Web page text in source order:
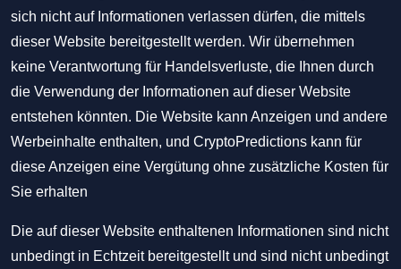
sich nicht auf Informationen verlassen dürfen, die mittels
dieser Website bereitgestellt werden. Wir übernehmen
keine Verantwortung für Handelsverluste, die Ihnen durch
die Verwendung der Informationen auf dieser Website
entstehen könnten. Die Website kann Anzeigen und andere
Werbeinhalte enthalten, und CryptoPredictions kann für
diese Anzeigen eine Vergütung ohne zusätzliche Kosten für
Sie erhalten
Die auf dieser Website enthaltenen Informationen sind nicht
unbedingt in Echtzeit bereitgestellt und sind nicht unbedingt